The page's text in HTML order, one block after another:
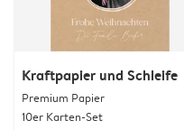
Kraftpapier und Schleife
Premium Papier
10er Karten-Set